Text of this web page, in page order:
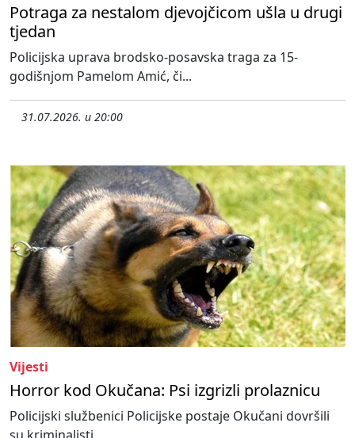
Potraga za nestalom djevojčicom ušla u drugi
tjedan
Policijska uprava brodsko-posavska traga za 15-
godišnjom Pamelom Amić, či...
31.07.2026. u 20:00
Vijesti
Horror kod Okučana: Psi izgrizli prolaznicu
Policijski službenici Policijske postaje Okučani dovršili